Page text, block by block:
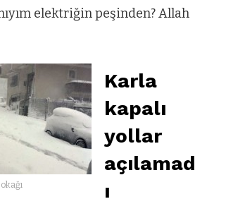
elektriğin peşinden? Allah
Karla
kapalı
yollar
açılamad
ı